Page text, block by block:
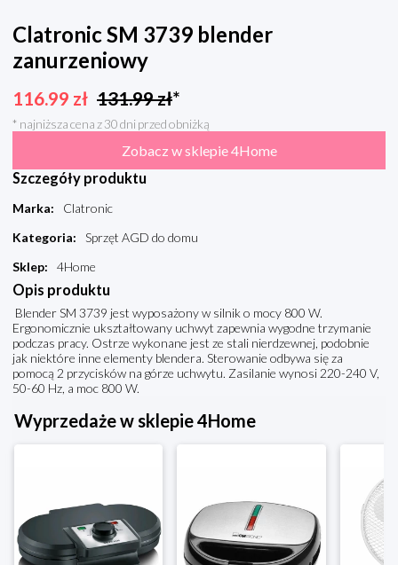
Clatronic SM 3739 blender
zanurzeniowy
116.99 zł 131.99zł*
* najniższa cena z 30 dni przed obniżką
Zobacz w sklepie 4Home
Szczegóły produktu
Marka:
Clatronic
Kategoria:
Sprzęt AGD do domu
Sklep: 4Home
Opis produktu
Blender SM 3739 jest wyposażony w silnik o mocy 800 W.
Ergonomicznie ukształtowany uchwyt zapewnia wygodne trzymanie
podczas pracy. Ostrze wykonane jest ze stali nierdzewnej, podobnie
jak niektóre inne elementy blendera. Sterowanie odbywa się za
pomocą 2 przycisków na górze uchwytu. Zasilanie wynosi 220-240 V,
50-60 Hz, a moc 800 W.
Wyprzedaże w sklepie 4Home